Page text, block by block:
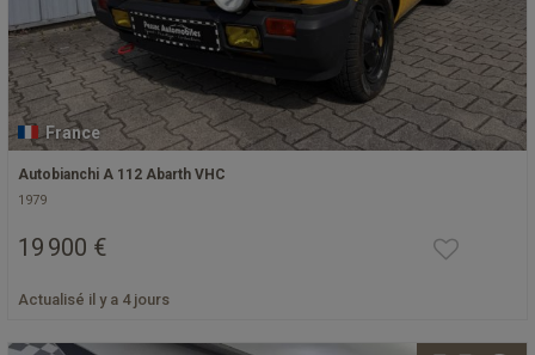
France
Autobianchi A 112 Abarth VHC
1979
19 900 €
Actualisé il y a 4 jours